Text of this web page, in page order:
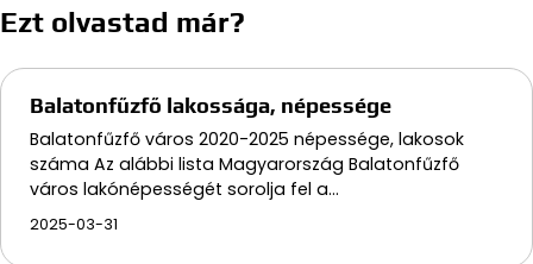
Ezt olvastad már?
Balatonfűzfő lakossága, népessége
Balatonfűzfő város 2020-2025 népessége, lakosok
száma Az alábbi lista Magyarország Balatonfűzfő
város lakónépességét sorolja fel a…
2025-03-31